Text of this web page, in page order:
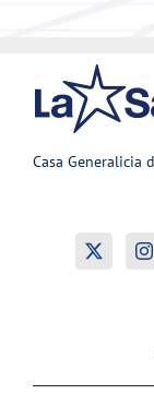
Casa Generalicia